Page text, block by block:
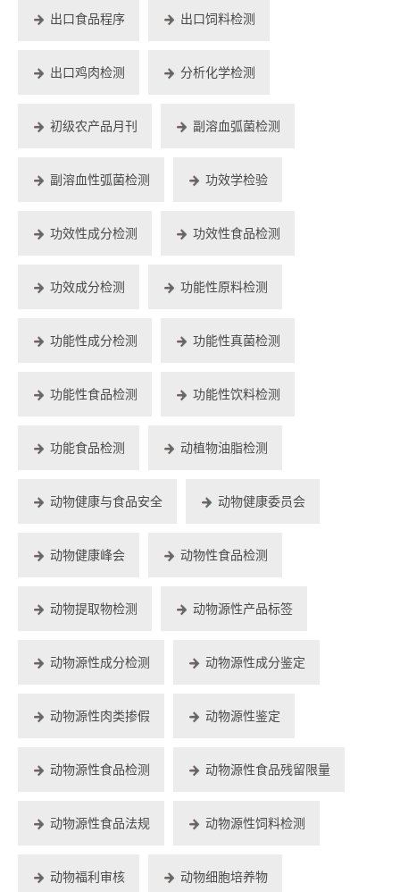
出口食品程序 出口饲料检测
出口鸡肉检测 分析化学检测
初级农产品月刊 副溶血弧菌检测
副溶血性弧菌检测 功效学检验
功效性成分检测 功效性食品检测
功效成分检测 功能性原料检测
功能性成分检测 功能性真菌检测
功能性食品检测 功能性饮料检测
功能食品检测 动植物油脂检测
动物健康与食品安全 动物健康委员会
动物健康峰会 动物性食品检测
动物提取物检测 动物源性产品标签
动物源性成分检测 动物源性成分鉴定
动物源性肉类掺假 动物源性鉴定
动物源性食品检测 动物源性食品残留限量
动物源性食品法规 动物源性饲料检测
动物福利审核 动物细胞培养物